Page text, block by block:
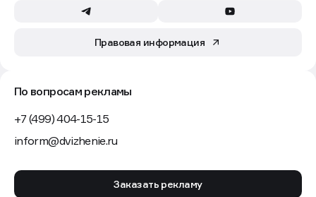
Правовая информация
По вопросам рекламы
+7 (499) 404-15-15
inform@dvizhenie.ru
Заказать рекламу